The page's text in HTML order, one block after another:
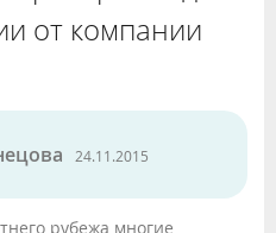
от компании
24.11.2015
рубежа многие